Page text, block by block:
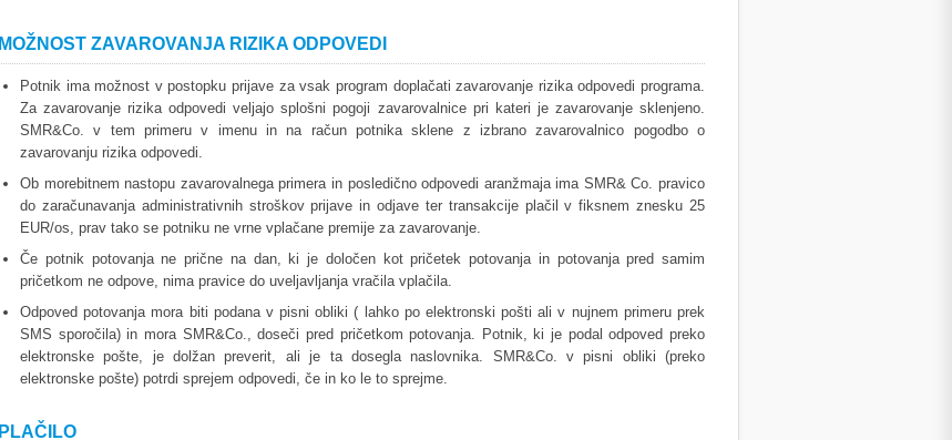
MOŽNOST ZAVAROVANJA RIZIKA ODPOVEDI
Potnik ima možnost v postopku prijave za vsak program doplačati zavarovanje rizika odpovedi programa.
Za zavarovanje rizika odpovedi veljajo splošni pogoji zavarovalnice pri kateri je zavarovanje sklenjeno.
SMR&Co. v tem primeru v imenu in na račun potnika sklene z izbrano zavarovalnico pogodbo o
zavarovanju rizika odpovedi.
Ob morebitnem nastopu zavarovalnega primera in posledično odpovedi aranžmaja ima SMR& Co. pravico
do zaračunavanja administrativnih stroškov prijave in odjave ter transakcije plačil v fiksnem znesku 25
EUR/os, prav tako se potniku ne vrne vplačane premije za zavarovanje.
Če potnik potovanja ne prične na dan, ki je določen kot pričetek potovanja in potovanja pred samim
pričetkom ne odpove, nima pravice do uveljavljanja vračila vplačila.
Odpoved potovanja mora biti podana v pisni obliki ( lahko po elektronski pošti ali v nujnem primeru prek
SMS sporočila) in mora SMR&Co., doseči pred pričetkom potovanja. Potnik, ki je podal odpoved preko
elektronske pošte, je dolžan preverit, ali je ta dosegla naslovnika. SMR&Co. v pisni obliki (preko
elektronske pošte) potrdi sprejem odpovedi, če in ko le to sprejme.
PLAČILO